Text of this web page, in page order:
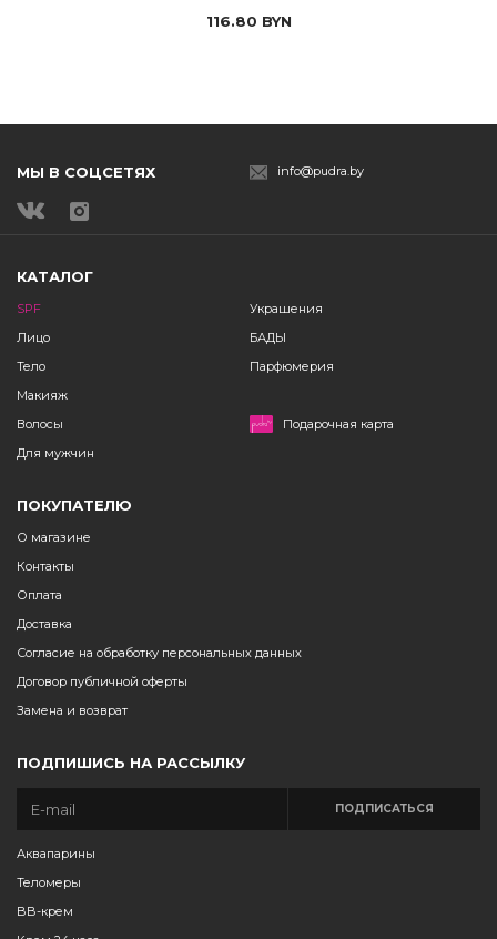
116.80 BYN
МЫ В СОЦСЕТЯХ info@pudra.by
КАТАЛОГ
SPF
Лицо
Тело
Макияж
Волосы
Для мужчин
Украшения
БАДЫ
Парфюмерия
Подарочная карта
ПОКУПАТЕЛЮ
О магазине
Контакты
Оплата
Доставка
Согласие на обработку персональных данных
Договор публичной оферты
Замена и возврат
ПОДПИШИСЬ НА РАССЫЛКУ
ПОДПИСАТЬСЯ
Аквапарины
Теломеры
BB-крем